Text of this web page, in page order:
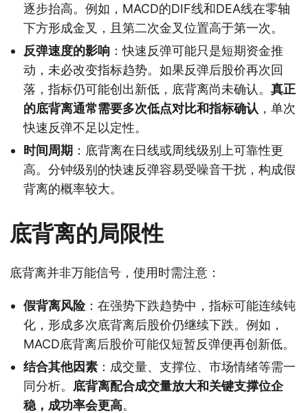
逐步抬高。例如，MACD的DIF线和DEA线在零轴
下方形成金叉，且第二次金叉位置高于第一次。
反弹速度的影响 ：快速反弹可能只是短期资金推
动，未必改变指标趋势。如果反弹后股价再次回
落，指标仍可能创出新低，底背离尚未确认。 真正
的底背离通常需要多次低点对比和指标确认 ，单次
快速反弹不足以定性。
时间周期 ：底背离在日线或周线级别上可靠性更
高。分钟级别的快速反弹容易受噪音干扰，构成假
背离的概率较大。
底背离的局限性
底背离并非万能信号，使用时需注意：
假背离风险：在强势下跌趋势中，指标可能连续钝
化，形成多次底背离后股价仍继续下跌。例如，
MACD底背离后股价可能仅短暂反弹便再创新低。
结合其他因素 ：成交量、支撑位、市场情绪等需一
同分析。 底背离配合成交量放大和关键支撑位企
稳，成功率会更高。